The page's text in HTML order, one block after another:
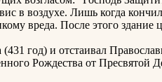
в воздухе. Лишь когда
вреда. После этого здание
год) и отстаивал
Рождества от Пресвятой